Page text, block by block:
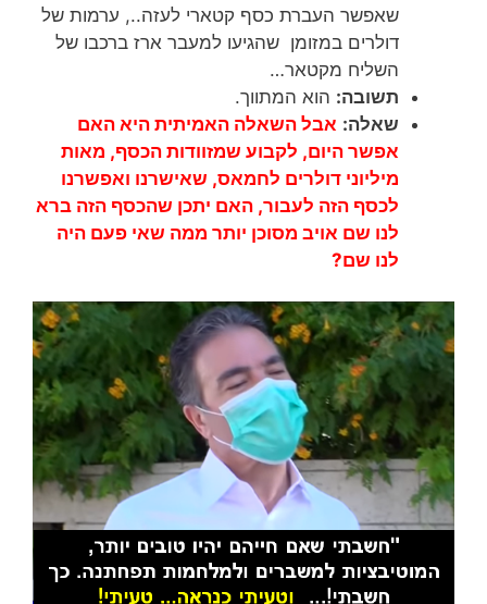
שאפשר העברת כסף קטארי לעזה.., ערמות של
דולרים במזומן שהגיעו למעבר ארז ברכבו של
השליח מקטאר…
תשובה: הוא המתווך.
שאלה: אבל השאלה האמיתית היא האם
אפשר היום, לקבוע שמזוודות הכסף, מאות
מיליוני דולרים לחמאס, שאישרנו ואפשרנו
לכסף הזה לעבור, האם יתכן שהכסף הזה ברא
לנו שם אויב מסוכן יותר ממה שאי פעם היה
לנו שם?